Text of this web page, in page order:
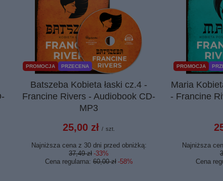
PROMOCJA PRZECENA
Batszeba Kobieta łaski cz.4 -
Francine Rivers - Audiobook CD-
MP3
25,00 zł / szt.
Najniższa cena z 30 dni przed obniżką:
37,49 zł -33%
Cena regularna: 60,00 zł -58%
PROMOCJA
Maria
- Francine
Najniższa
Cena